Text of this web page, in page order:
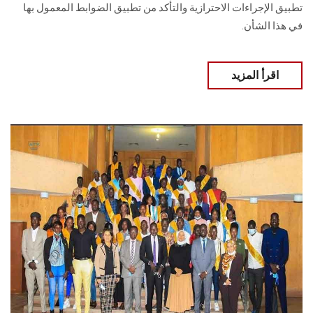
تطبيق الإجراءات الاحترازية والتأكد من تطبيق الضوابط المعمول بها
في هذا الشأن.
اقرأ المزيد